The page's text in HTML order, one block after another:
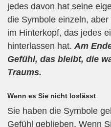
jedes davon hat seine
die Symbole einzeln,
im Hinterkopf, das jedes
hinterlassen hat. Am
Gefühl, das bleibt, die
Traums.
Wenn es Sie nicht loslässt
Sie haben die Symbole
Gefühl geblieben. Wenn